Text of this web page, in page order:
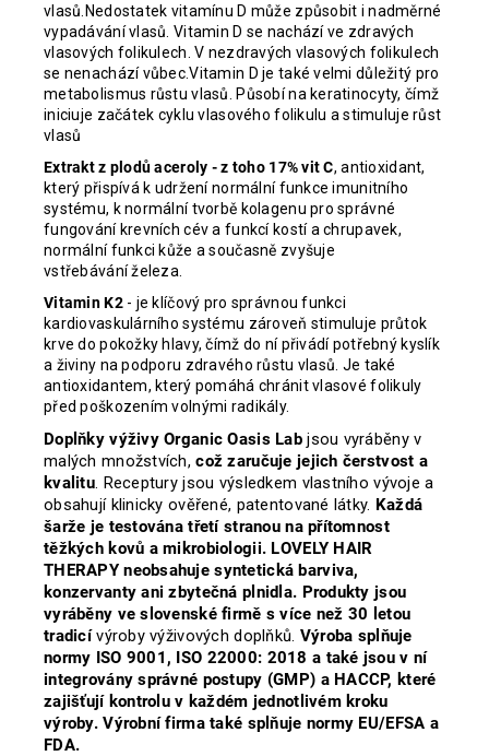
vlasů.Nedostatek vitamínu D může způsobit i nadměrné
vypadávání vlasů. Vitamin D se nachází ve zdravých
vlasových folikulech. V nezdravých vlasových folikulech
se nenachází vůbec.Vitamin D je také velmi důležitý pro
metabolismus růstu vlasů. Působí na keratinocyty, čímž
iniciuje začátek cyklu vlasového folikulu a stimuluje růst
vlasů
Extrakt z plodů aceroly - z toho 17% vit C, antioxidant,
který přispívá k udržení normální funkce imunitního
systému, k normální tvorbě kolagenu pro správné
fungování krevních cév a funkcí kostí a chrupavek,
normální funkci kůže a současně zvyšuje
vstřebávání železa.
Vitamin K2- je klíčový pro správnou funkci
kardiovaskulárního systému zároveň stimuluje průtok
krve do pokožky hlavy, čímž do ní přivádí potřebný kyslík
a živiny na podporu zdravého růstu vlasů. Je také
antioxidantem, který pomáhá chránit vlasové folikuly
před poškozením volnými radikály.
Doplňky výživy Organic Oasis Labjsou vyráběny v
malých množstvích,což zaručuje jejich čerstvost a
kvalitu. Receptury jsou výsledkem vlastního vývoje a
obsahují klinicky ověřené, patentované látky. Každá
šarže je testována třetí stranou na přítomnost
těžkých kovů a mikrobiologii. LOVELY HAIR
THERAPY neobsahuje syntetická barviva,
konzervanty ani zbytečná plnidla. Produkty jsou
vyráběny ve slovenské firmě s více než 30 letou
tradicívýroby výživových doplňků. Výroba splňuje
normy ISO 9001, ISO 22000: 2018 a také jsou v ní
integrovány správné postupy (GMP) a HACCP, které
zajišťují kontrolu v každém jednotlivém kroku
výroby. Výrobní firma také splňuje normy EU/EFSA a
FDA.